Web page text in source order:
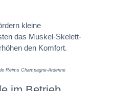
kleine
das Muskel-Skelett-
den Komfort.
Reims Champagne-Ardenne